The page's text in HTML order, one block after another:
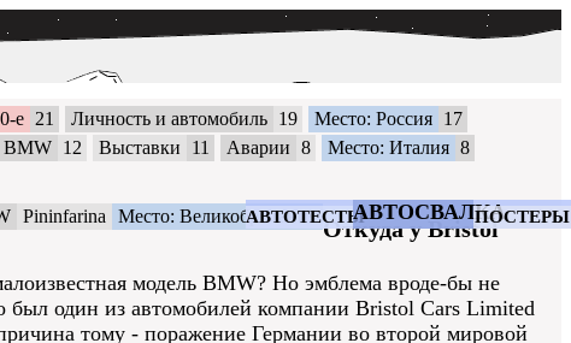
АВТОТЕСТЫАВТОСВАЛКАПОСТЕРЫ
е 21 Личность и автомобиль 19 Место: Россия 17
BMW 12 Выставки 11 Аварии 8 Место: Италия 8
Pininfarina Место: Великобритания Откуда у Bristol
модель BMW? Но эмблема вроде-бы не
был один из автомобилей компании Bristol Сars Limited
тому - поражение Германии во второй мировой